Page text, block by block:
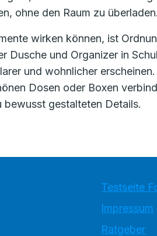
ohne den Raum zu überladen.
wirken können, ist
Dusche und Organizer in
und wohnlicher
Dosen oder Boxen
gestalteten Details.
Testseite
Impressum
Ratgeber